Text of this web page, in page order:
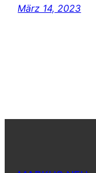
März 14, 2023